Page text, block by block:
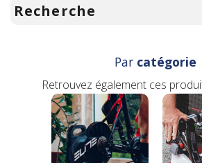
Recherche
Par catégorie
Retrouvez également ces